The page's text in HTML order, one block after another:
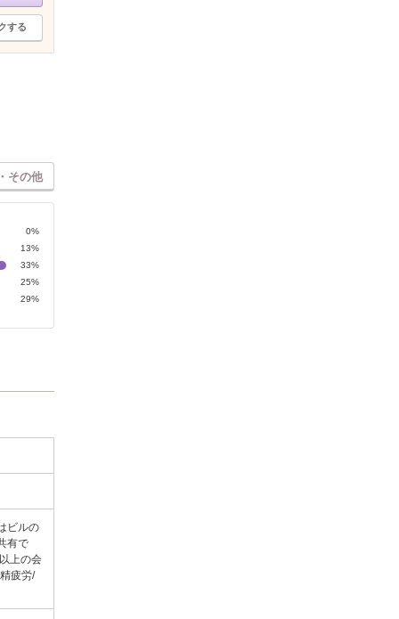
する
その他
0%
13%
33%
25%
29%
ビルの
有で
上の会
疲労/